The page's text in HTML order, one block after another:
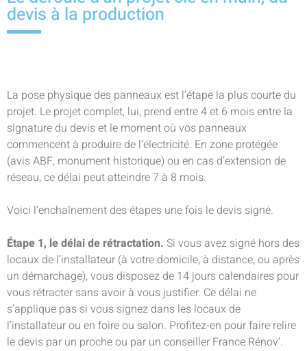
devis à la production
La pose physique des panneaux est l’étape la plus courte du
projet. Le projet complet, lui, prend entre 4 et 6 mois entre la
signature du devis et le moment où vos panneaux
commencent à produire de l’électricité. En zone protégée
(avis ABF, monument historique) ou en cas d’extension de
réseau, ce délai peut atteindre 7 à 8 mois.
Voici l’enchaînement des étapes une fois le devis signé.
Étape 1, le délai de rétractation. Si vous avez signé hors des
locaux de l’installateur (à votre domicile, à distance, ou après
un démarchage), vous disposez de 14 jours calendaires pour
vous rétracter sans avoir à vous justifier. Ce délai ne
s’applique pas si vous signez dans les locaux de
l’installateur ou en foire ou salon. Profitez-en pour faire relire
le devis par un proche ou par un conseiller France Rénov’.